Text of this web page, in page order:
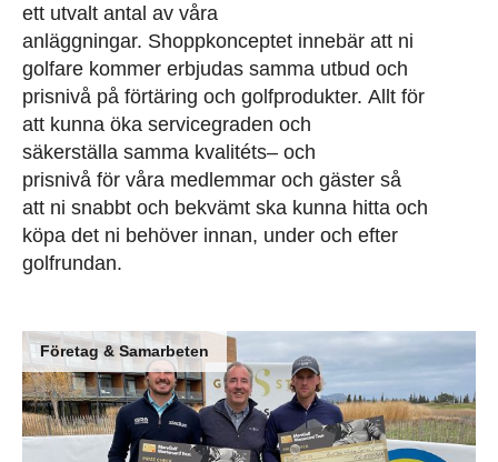
ett utvalt antal av våra
anläggningar. Shoppkonceptet innebär att ni
golfare kommer erbjudas samma utbud och
prisnivå på förtäring och golfprodukter. Allt för
att kunna öka servicegraden och
säkerställa samma kvalitéts– och
prisnivå för våra medlemmar och gäster så
att ni snabbt och bekvämt ska kunna hitta och
köpa det ni behöver innan, under och efter
golfrundan.
Företag & Samarbeten